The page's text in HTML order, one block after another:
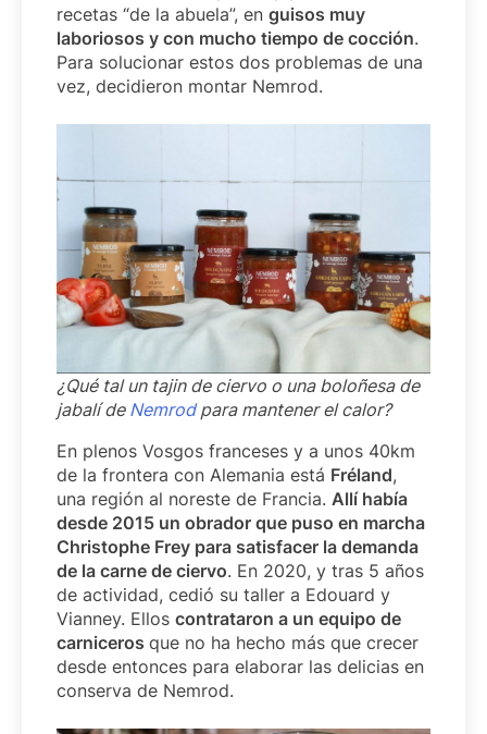
recetas “de la abuela”, en guisos muy
laboriosos y con mucho tiempo de cocción.
Para solucionar estos dos problemas de una
vez, decidieron montar Nemrod.
¿Qué tal un tajin de ciervo o una boloñesa de
jabalí de Nemrodpara mantener el calor?
En plenos Vosgos franceses y a unos 40km
de la frontera con Alemania está Fréland,
una región al noreste de Francia. Allí había
desde 2015 un obrador que puso en marcha
Christophe Frey para satisfacer la demanda
de la carne de ciervo. En 2020, y tras 5 años
de actividad, cedió su taller a Edouard y
Vianney. Ellos contrataron a un equipo de
carniceros que no ha hecho más que crecer
desde entonces para elaborar las delicias en
conserva de Nemrod.